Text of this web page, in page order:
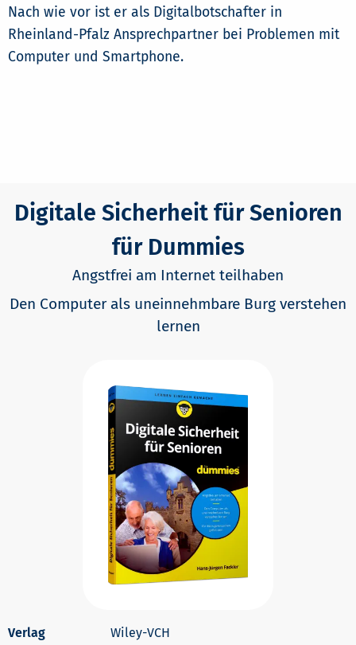
Nach wie vor ist er als Digitalbotschafter in
Rheinland-Pfalz Ansprechpartner bei Problemen mit
Computer und Smartphone.
Digitale Sicherheit für Senioren
für Dummies
Angstfrei am Internet teilhaben
Den Computer als uneinnehmbare Burg verstehen
lernen
Wiley-VCH